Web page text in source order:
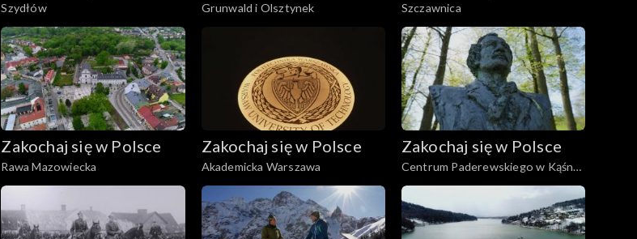
Szydłów Grunwald i Olsztynek Szczawnica
Zakochaj się w Polsce
Rawa Mazowiecka
Zakochaj się w Polsce
Akademicka Warszawa
Zakochaj się w Polsce
Centrum Paderewskiego w Kąśnej
Dolnej i Ciężkowice